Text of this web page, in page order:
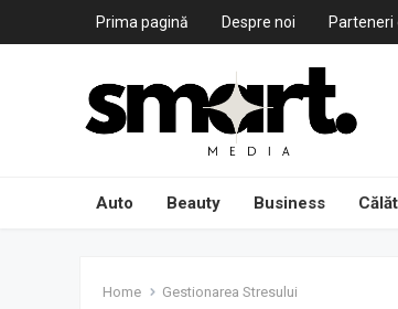
Prima pagină Despre noi Parteneri
Auto Beauty Business
Home Gestionarea Stresului